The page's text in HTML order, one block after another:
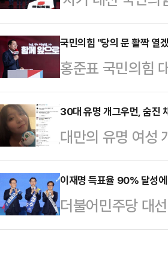
일 오전 10시 30
마를 요청할 예정
안팎에 몰아친 시
후보로 추천한다
대상으로 했을 때
지경제신문 의뢰
에 따르면, 김 후
표 후보(17.9%),
(1.7%), 이철우
응답은 4.7%였
국민의힘 "당의 문 활짝 열
홍준표 국민의힘
을) 그만두고 (국
일 권영세 국민의
발언한 것과 관련
와야 한다. 반대할
전 비상대책위원
"잠시 당을 떠났
받겠다. 대…
30대 유명 개그우먼, 숨진
대만의 유명 여성
관련된 것 아니냐
르면, 대만 스탠
옥상에서 발견됐
상태였다. 사망 원
이재명 득표율 90% 달성
더불어민주당 대
를 득표한데 이어